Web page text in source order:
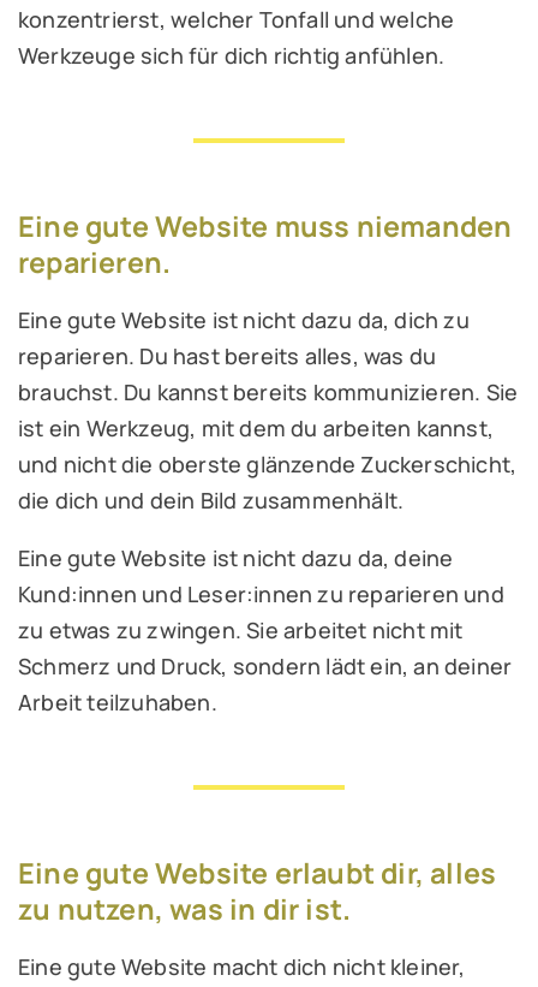
konzentrierst, welcher Tonfall und welche
Werkzeuge sich für dich richtig anfühlen.
Eine gute Website muss niemanden
reparieren.
Eine gute Website ist nicht dazu da, dich zu
reparieren. Du hast bereits alles, was du
brauchst. Du kannst bereits kommunizieren. Sie
ist ein Werkzeug, mit dem du arbeiten kannst,
und nicht die oberste glänzende Zuckerschicht,
die dich und dein Bild zusammenhält.
Eine gute Website ist nicht dazu da, deine
Kund:innen und Leser:innen zu reparieren und
zu etwas zu zwingen. Sie arbeitet nicht mit
Schmerz und Druck, sondern lädt ein, an deiner
Arbeit teilzuhaben.
Eine gute Website erlaubt dir, alles
zu nutzen, was in dir ist.
Eine gute Website macht dich nicht kleiner,